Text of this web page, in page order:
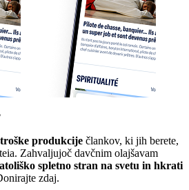
produkcije člankov, ki jih berete,
Zahvaljujoč davčnim olajšavam
spletno stran na svetu in hkrati
zdaj.